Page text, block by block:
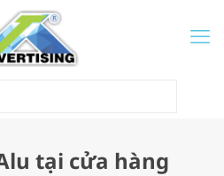
tại cửa hàng